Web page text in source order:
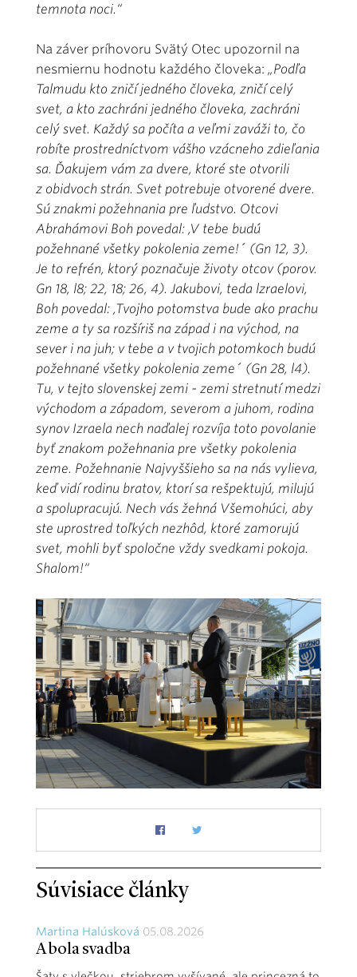
temnota noci.“
Na záver príhovoru Svätý Otec upozornil na
nesmiernu hodnotu každého človeka: „Podľa
Talmudu kto zničí jedného človeka, zničí celý
svet, a kto zachráni jedného človeka, zachráni
celý svet. Každý sa počíta a veľmi zaváži to, čo
robíte prostredníctvom vášho vzácneho zdieľania
sa. Ďakujem vám za dvere, ktoré ste otvorili
z obidvoch strán. Svet potrebuje otvorené dvere.
Sú znakmi požehnania pre ľudstvo. Otcovi
Abrahámovi Boh povedal: ,V tebe budú
požehnané všetky pokolenia zeme!´ (Gn 12, 3).
Je to refrén, ktorý poznačuje životy otcov (porov.
Gn 18, l8; 22, 18; 26, 4). Jakubovi, teda lzraelovi,
Boh povedal: ,Tvojho potomstva bude ako prachu
zeme a ty sa rozšíriš na západ i na východ, na
sever i na juh; v tebe a v tvojich potomkoch budú
požehnané všetky pokolenia zeme´ (Gn 28, l4).
Tu, v tejto slovenskej zemi - zemi stretnutí medzi
východom a západom, severom a juhom, rodina
synov Izraela nech naďalej rozvíja toto povolanie
byť znakom požehnania pre všetky pokolenia
zeme. Požehnanie Najvyššieho sa na nás vylieva,
keď vidí rodinu bratov, ktorí sa rešpektujú, milujú
a spolupracujú. Nech vás žehná Všemohúci, aby
ste uprostred toľkých nezhôd, ktoré zamorujú
svet, mohli byť spoločne vždy svedkami pokoja.
Shalom!“
Súvisiace články
Martina Halúsková 05.08.2026
A bola svadba